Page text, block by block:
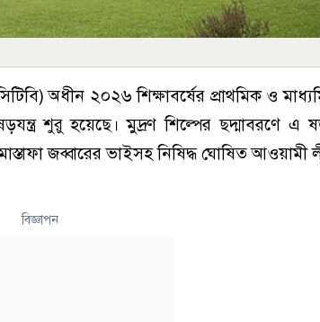
অধীন ২০২৬ শিক্ষাবর্ষের প্রাথমিক ও
শুরু হয়েছে। মুদ্রণ শিল্পের ছদ্মাবরণে এ
জব্বারের ভাইসহ নিষিদ্ধ ঘোষিত আওয়ামী
বিজ্ঞাপন